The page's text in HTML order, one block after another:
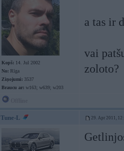
Kopš: 14. Jul 2002
No: Rīga
Ziņojumi: 3537
Braucu ar: w163; w639; w203
a tas ir
vai
zoloto?
Tune-L 29. Apr 2011,